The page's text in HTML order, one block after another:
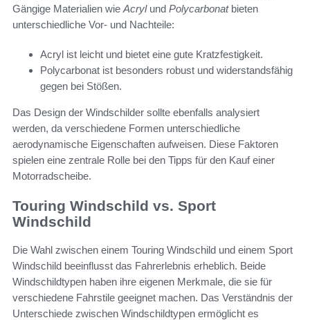
Gängige Materialien wieAcrylund Polycarbonatbieten
unterschiedliche Vor- und Nachteile:
Acryl ist leicht und bietet eine gute Kratzfestigkeit.
Polycarbonat ist besonders robust und widerstandsfähig
gegen bei Stößen.
Das Design der Windschilder sollte ebenfalls analysiert
werden, da verschiedene Formen unterschiedliche
aerodynamische Eigenschaften aufweisen. Diese Faktoren
spielen eine zentrale Rolle bei den Tipps für den Kauf einer
Motorradscheibe.
Touring Windschild vs. Sport
Windschild
Die Wahl zwischen einem Touring Windschild und einem Sport
Windschild beeinflusst das Fahrerlebnis erheblich. Beide
Windschildtypen haben ihre eigenen Merkmale, die sie für
verschiedene Fahrstile geeignet machen. Das Verständnis der
Unterschiede zwischen Windschildtypen ermöglicht es